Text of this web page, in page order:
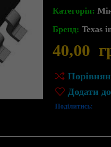
Категорія:
Бренд:Texas
40,00
Додати
Поділитись: